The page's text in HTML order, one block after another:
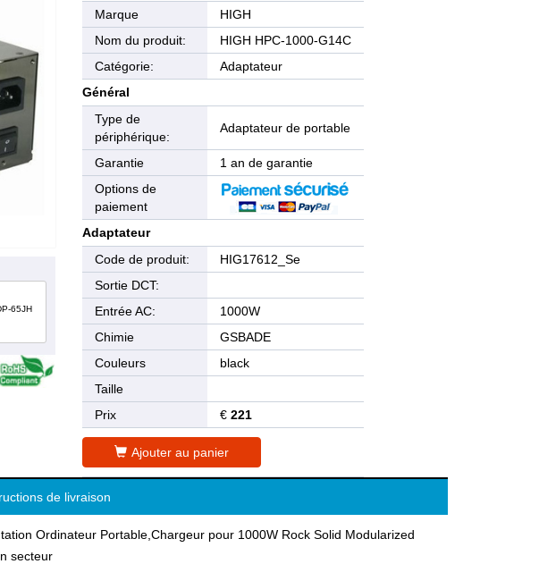
65JH
Marque
HIGH
Nom du produit:
HIGH HPC-1000-G14C
Catégorie:
Adaptateur
Général
Type de
périphérique:
Adaptateur de portable
Garantie
1 an de garantie
Options de
paiement
Adaptateur
Code de produit:
HIG17612_Se
Sortie DCT:
Entrée AC:
1000W
Chimie
GSBADE
Couleurs
black
Taille
Prix
€221
Ajouter au panier
de livraison
Ordinateur Portable,Chargeur pour 1000W Rock Solid Modularized
secteur